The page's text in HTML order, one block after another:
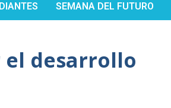
SEMANA DEL FUTURO
el desarrollo